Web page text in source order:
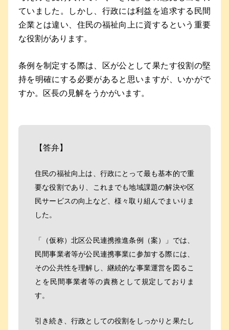
ていました。しかし、行政には利益を追求する民間
企業とは違い、住民の福祉向上に資するという重要
な役割があります。
条例を制定する際は、区が公として果たす役割の堅
持を明確にする必要があると思いますが、いかがで
すか。区長の見解をうかがいます。
【答弁】
住民の福祉向上は、行政にとって最も基本的で重
要な役割であり、これまでも地域課題の解決や区
民サービスの向上など、様々取り組んでまいりま
した。
「（仮称）北区公民連携推進条例（案）」では、
民間事業者等が公民連携事業に参加する際には、
その公共性を理解し、継続的な事業運営を図るこ
とを民間事業者等の責務として規定しておりま
す。
引き続き、行政としての役割をしっかりと果たし